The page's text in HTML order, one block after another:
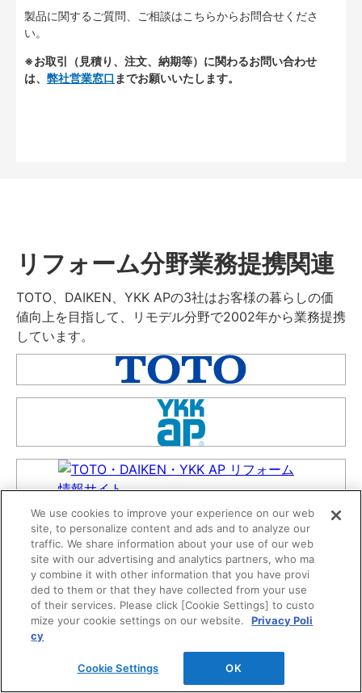
製品に関するご質問、ご相談はこちらからお問合せくださ
い。
※お取引（見積り、注文、納期等）に関わるお問い合わせ
は、 弊社営業窓口 までお願いいたします。
リフォーム分野業務提携関連
TOTO、DAIKEN、YKK APの3社はお客様の暮らしの価
値向上を目指して、リモデル分野で2002年から業務提携
しています。
We use cookies to improve your experience on our web
site, to personalize content and ads and to analyze our
traffic. We share information about your use of our web
site with our advertising and analytics partners, who ma
y combine it with other information that you have provi
ded to them or that they have collected from your use
of their services. Please click [Cookie Settings] to custo
mize your cookie settings on our website.
Privacy Poli
cy
Cookie Settings OK